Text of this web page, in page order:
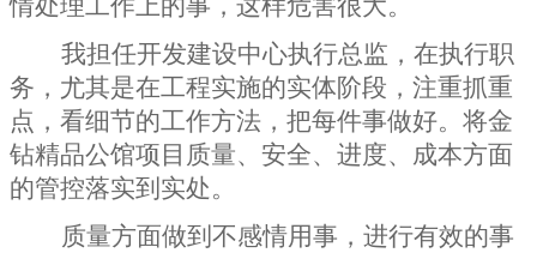
情处理工作上的事，这样危害很大。
我担任开发建设中心执行总监，在执行职
务，尤其是在工程实施的实体阶段，注重抓重
点，看细节的工作方法，把每件事做好。将金
钻精品公馆项目质量、安全、进度、成本方面
的管控落实到实处。
质量方面做到不感情用事，进行有效的事